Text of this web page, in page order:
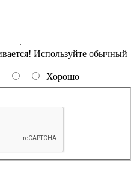
Используйте обычный
Хорошо